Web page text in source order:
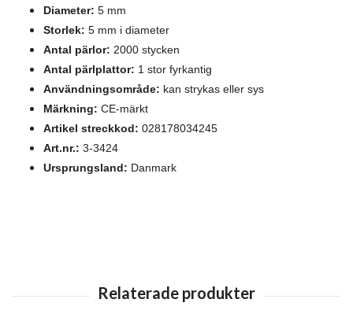
Diameter: 5 mm
Storlek: 5 mm i diameter
Antal pärlor: 2000 stycken
Antal pärlplattor: 1 stor fyrkantig
Användningsområde: kan strykas eller sys
Märkning: CE-märkt
Artikel streckkod: 028178034245
Art.nr.: 3-3424
Ursprungsland: Danmark